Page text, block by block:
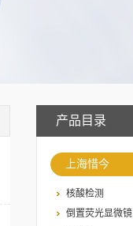
产品目录
上海惜今
核酸检测
倒置荧光显微镜